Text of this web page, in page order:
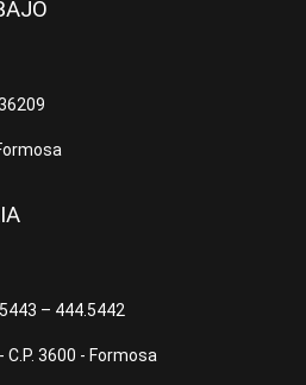
– 444.5442
C.P. 3600 - Formosa